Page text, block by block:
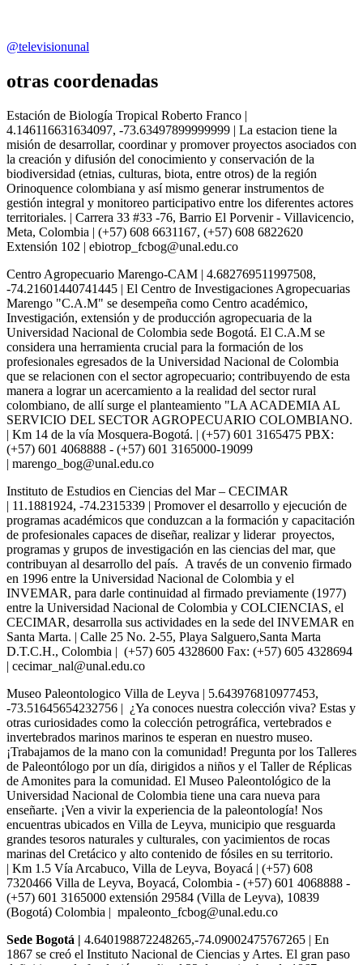
@televisionunal
otras coordenadas
Estación de Biología Tropical Roberto Franco |
4.146116631634097, -73.63497899999999 | La estacion tiene la
misión de desarrollar, coordinar y promover proyectos asociados con
la creación y difusión del conocimiento y conservación de la
biodiversidad (etnias, culturas, biota, entre otros) de la región
Orinoquence colombiana y así mismo generar instrumentos de
gestión integral y monitoreo participativo entre los diferentes actores
territoriales. | Carrera 33 #33 -76, Barrio El Porvenir - Villavicencio,
Meta, Colombia | (+57) 608 6631167, (+57) 608 6822620
Extensión 102 | ebiotrop_fcbog@unal.edu.co
Centro Agropecuario Marengo-CAM | 4.682769511997508,
-74.21601440741445 | El Centro de Investigaciones Agropecuarias
Marengo "C.A.M" se desempeña como Centro académico,
Investigación, extensión y de producción agropecuaria de la
Universidad Nacional de Colombia sede Bogotá. El C.A.M se
considera una herramienta crucial para la formación de los
profesionales egresados de la Universidad Nacional de Colombia
que se relacionen con el sector agropecuario; contribuyendo de esta
manera a lograr un acercamiento a la realidad del sector rural
colombiano, de allí surge el planteamiento "LA ACADEMIA AL
SERVICIO DEL SECTOR AGROPECUARIO COLOMBIANO.
| Km 14 de la vía Mosquera-Bogotá. | (+57) 601 3165475 PBX:
(+57) 601 4068888 - (+57) 601 3165000-19099
| marengo_bog@unal.edu.co
Instituto de Estudios en Ciencias del Mar – CECIMAR
| 11.1881924, -74.2315339 | Promover el desarrollo y ejecución de
programas académicos que conduzcan a la formación y capacitación
de profesionales capaces de diseñar, realizar y liderar proyectos,
programas y grupos de investigación en las ciencias del mar, que
contribuyan al desarrollo del país. A través de un convenio firmado
en 1996 entre la Universidad Nacional de Colombia y el
INVEMAR, para darle continuidad al firmado previamente (1977)
entre la Universidad Nacional de Colombia y COLCIENCIAS, el
CECIMAR, desarrolla sus actividades en la sede del INVEMAR en
Santa Marta. | Calle 25 No. 2-55, Playa Salguero,Santa Marta
D.T.C.H., Colombia | (+57) 605 4328600 Fax: (+57) 605 4328694
| cecimar_nal@unal.edu.co
Museo Paleontologico Villa de Leyva | 5.643976810977453,
-73.51645654232756 | ¿Ya conoces nuestra colección viva? Estas y
otras curiosidades como la colección petrográfica, vertebrados e
invertebrados marinos marinos te esperan en nuestro museo.
¡Trabajamos de la mano con la comunidad! Pregunta por los Talleres
de Paleontólogo por un día, dirigidos a niños y el Taller de Réplicas
de Amonites para la comunidad. El Museo Paleontológico de la
Universidad Nacional de Colombia tiene una cara nueva para
enseñarte. ¡Ven a vivir la experiencia de la paleontología! Nos
encuentras ubicados en Villa de Leyva, municipio que resguarda
grandes tesoros naturales y culturales, con yacimientos de rocas
marinas del Cretácico y alto contenido de fósiles en su territorio.
| Km 1.5 Vía Arcabuco, Villa de Leyva, Boyacá | (+57) 608
7320466 Villa de Leyva, Boyacá, Colombia - (+57) 601 4068888 -
(+57) 601 3165000 extensión 29584 (Villa de Leyva), 10839
(Bogotá) Colombia | mpaleonto_fcbog@unal.edu.co
­­­­Sede Bogotá | 4.640198872248265,-74.09002475767265 | En
1867 se creó el Instituto Nacional de Ciencias y Artes. El gran paso